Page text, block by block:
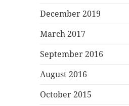
December 2019
March 2017
September 2016
August 2016
October 2015